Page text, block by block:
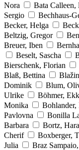
Nora
Bata Calleen,
Sergio
Bechhaus-
Becker, Helga
Beltzig, Gregor
Breuer, Iben
Beselt, Sascha
Bierschenk, Florian
Blaß, Bettina
Dominik
Blum,
Ulrike
Böhmer,
Monika
Bohlander,
Pavlovna
Bonilla
Barbara
Bortz,
Cherif
Boxberger,
Julia
Braz